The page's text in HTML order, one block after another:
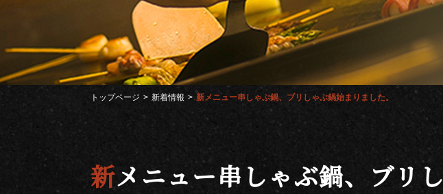
トップページ 新着情報 新メニュー串しゃぶ鍋、ブリしゃぶ鍋始まりました。
新メニュー串しゃぶ鍋、ブリ